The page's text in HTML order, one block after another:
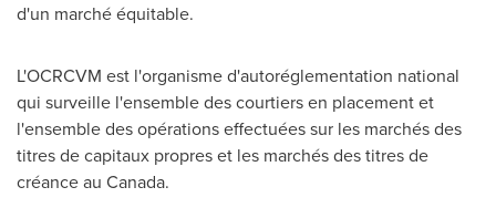
d'un marché équitable.
L'OCRCVM est l'organisme d'autoréglementation national
qui surveille l'ensemble des courtiers en placement et
l'ensemble des opérations effectuées sur les marchés des
titres de capitaux propres et les marchés des titres de
créance au Canada.